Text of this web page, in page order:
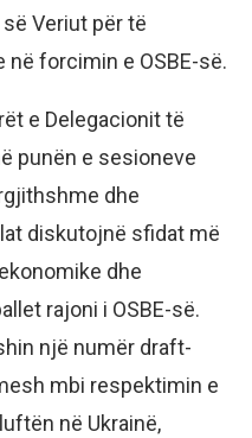
Veriut për të
në forcimin e OSBE-së.
e Delegacionit të
punën e sesioneve
dhe
diskutojnë sfidat më
dhe
rajoni i OSBE-së.
një numër draft-
mbi respektimin e
në Ukrainë,